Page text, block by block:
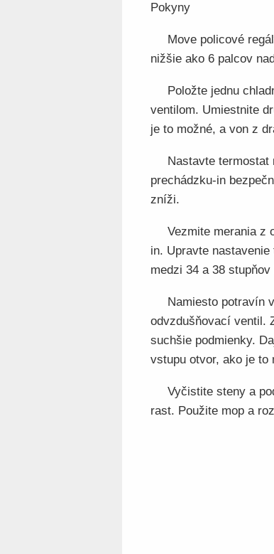
Pokyny
Move policové
nižšie ako 6 palcov
Položte jednu
ventilom. Umiestnite
je to možné, a von z
Nastavte termostat
prechádzku-in
zníži.
Vezmite merania z
in. Upravte
medzi 34 a 38 stupňov
Namiesto potravín
odvzdušňovací ventil.
suchšie podmienky.
vstupu otvor, ako je to
Vyčistite steny a
rast. Použite mop a